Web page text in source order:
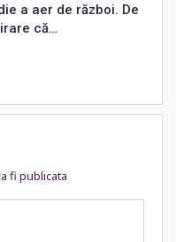
a aer de război. De
că…
fi publicata